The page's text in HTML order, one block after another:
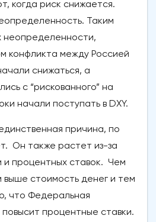
когда риск снижается.
Таким
неопределенности,
конфликта между Россией
снижаться, а
с “рискованного” на
начали поступать в DXY.
причина, по
Он также растет из-за
и процентных ставок. Чем
стоимость денег и тем
что Федеральная
процентные ставки.